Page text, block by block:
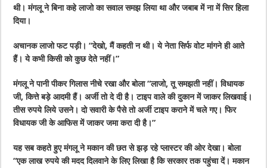
थी। मंगलू ने बिना कहे लाजो का सवाल समझ लिया था और जबाब में ना में सिर हिला
दिया।
अचानक लाजो फट पड़ी। “देखो, मैं कहती न थी। ये नेता सिर्फ वोट मांगने ही आते
हैं। ये कभी किसी को कुछ देते नहीं।”
मंगलू ने पानी पीकर गिलास नीचे रखा और बोला “लाजो, तू समझती नहीं। विधायक
जी, कित्ते बड़े आदमी हैं। अर्जी तो दे दी है। टाइप वाले की दुकान में जाकर लिखवाई।
तीस रुपये लिये उसने। दो सवारी के पैसे तो अर्जी टाइप कराने में चले गए। फिर
विधायक जी के आफिस में जाकर जमा करा दी है।”
यह सब कहते हुए मंगलू ने मकान की छत से झड़ रहे प्लास्टर की ओर देखा। बोला
“एक लाख रुपये की मदद दिलवाने के लिए लिखा है कि सरकार तक पहुंचा दें। मकान